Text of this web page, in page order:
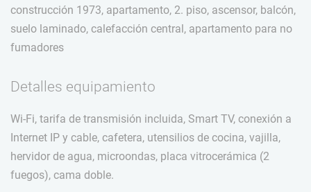
construcción 1973, apartamento, 2. piso, ascensor, balcón,
suelo laminado, calefacción central, apartamento para no
fumadores
Detalles equipamiento
Wi-Fi, tarifa de transmisión incluida, Smart TV, conexión a
Internet IP y cable, cafetera, utensilios de cocina, vajilla,
hervidor de agua, microondas, placa vitrocerámica (2
fuegos), cama doble.